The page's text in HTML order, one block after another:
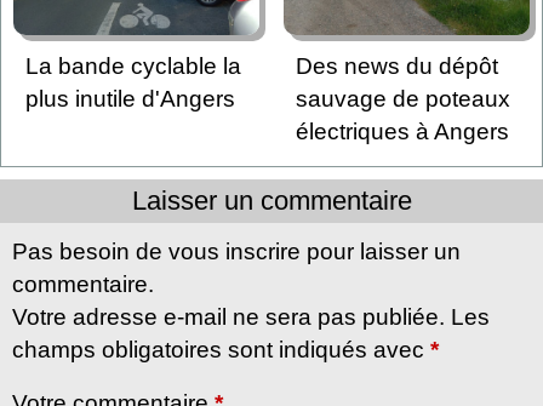
La bande cyclable la
plus inutile d'Angers
Des news du dépôt
sauvage de poteaux
électriques à Angers
Laisser un commentaire
Pas besoin de vous inscrire pour laisser un
commentaire.
Votre adresse e-mail ne sera pas publiée. Les
champs obligatoires sont indiqués avec *